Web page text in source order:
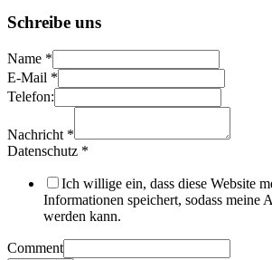
Schreibe uns
Name *
E-Mail *
Telefon:
Nachricht *
Datenschutz *
Ich willige ein, dass diese Website
Informationen speichert, sodass meine
werden kann.
Comment